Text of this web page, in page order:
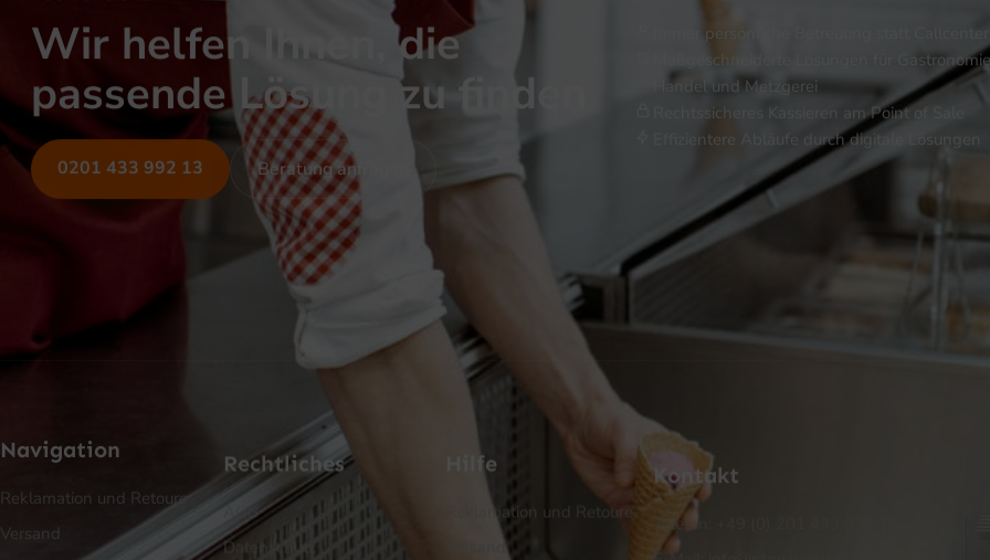
Wir helfen Ihnen, die
passende Lösung zu finden
0201 433 992 13 Beratung anfragen
Maßgeschneiderte Lösungen für
Handel und Metzgerei
Rechtssicheres Kassieren am Point of Sale
Effizientere Abläufe durch digitale Lösungen
Navigation
Reklamation und Retoure
Versand
Rechtliches
AGB
Datenschutz
Reklamation und Retoure
Versand
Kontakt
Telefon: +49 (0) 201 433 992 13
E-Mail: info@ptmshop.de